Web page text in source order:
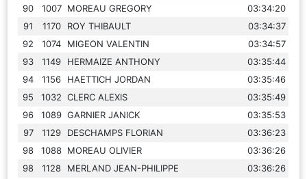
90
1007 MOREAU GREGORY
03:34:20
91
1170 ROY THIBAULT
03:34:37
92
1074 MIGEON VALENTIN
03:34:57
93
1149 HERMAIZE ANTHONY
03:35:44
94
1156 HAETTICH JORDAN
03:35:46
95
1032 CLERC ALEXIS
03:35:49
96
1089 GARNIER JANICK
03:35:53
97
1129 DESCHAMPS FLORIAN
03:36:23
98
1088 MOREAU OLIVIER
03:36:26
98
1128 MERLAND JEAN-PHILIPPE
03:36:26